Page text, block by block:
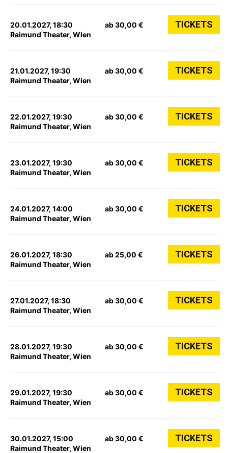
20.01.2027, 18:30
Raimund Theater, Wien
ab 30,00 € TICKETS
21.01.2027, 19:30
Raimund Theater, Wien
ab 30,00 € TICKETS
22.01.2027, 19:30
Raimund Theater, Wien
ab 30,00 € TICKETS
23.01.2027, 19:30
Raimund Theater, Wien
ab 30,00 € TICKETS
24.01.2027, 14:00
Raimund Theater, Wien
ab 30,00 € TICKETS
26.01.2027, 18:30
Raimund Theater, Wien
ab 25,00 € TICKETS
27.01.2027, 18:30
Raimund Theater, Wien
ab 30,00 € TICKETS
28.01.2027, 19:30
Raimund Theater, Wien
ab 30,00 € TICKETS
29.01.2027, 19:30
Raimund Theater, Wien
ab 30,00 € TICKETS
30.01.2027, 15:00
Raimund Theater, Wien
ab 30,00 € TICKETS